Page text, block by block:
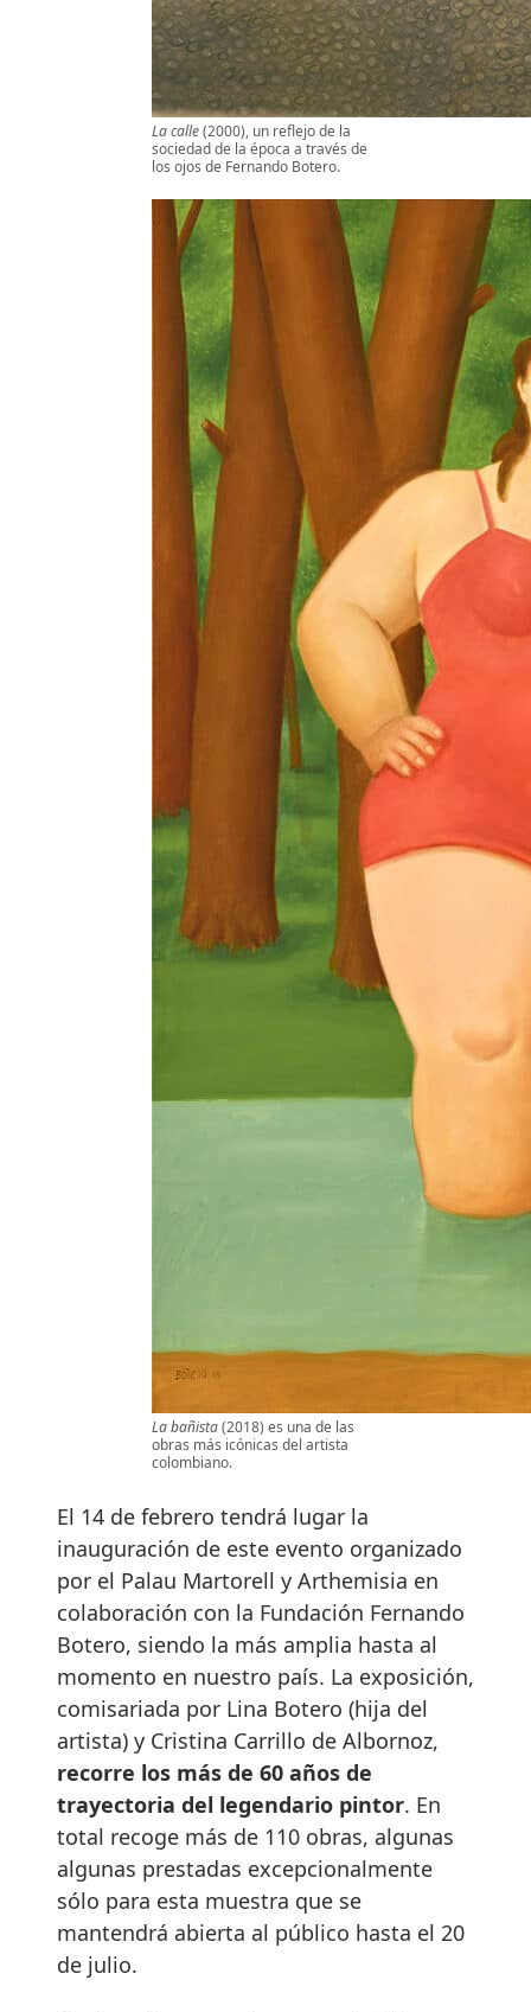
La calle(2000), un reflejo de la
sociedad de la época a través de
los ojos de Fernando Botero.
La bañista(2018) es una de las
obras más icónicas del artista
colombiano.
El 14 de febrero tendrá lugar la
inauguración de este evento organizado
por el Palau Martorell y Arthemisia en
colaboración con la Fundación Fernando
Botero, siendo la más amplia hasta al
momento en nuestro país. La exposición,
comisariada por Lina Botero (hija del
artista) y Cristina Carrillo de Albornoz,
recorre los más de 60 años de
trayectoria del legendario pintor. En
total recoge más de 110 obras, algunas
algunas prestadas excepcionalmente
sólo para esta muestra que se
mantendrá abierta al público hasta el 20
de julio.